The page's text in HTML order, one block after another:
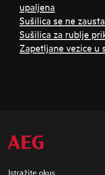
upaljena
Sušilica se ne
Sušilica za rublje
Zapetljane vezice u
Istražite okus